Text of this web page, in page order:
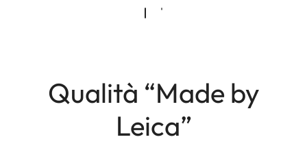
Qualità “Made by
Leica”